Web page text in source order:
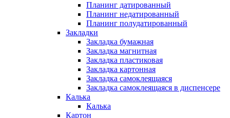
Планинг датированный
Планинг недатированный
Планинг полудатированный
Закладки
Закладка бумажная
Закладка магнитная
Закладка пластиковая
Закладка картонная
Закладка самоклеящаяся
Закладка самоклеящаяся в диспенсере
Калька
Калька
Картон